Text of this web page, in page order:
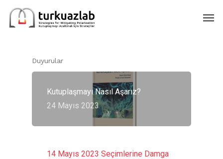
main
Duyurular
Kutuplaşmayı Nasıl Aşarız?
24 Mayıs 2023
14 Mayıs 2023 Seçimlerine Damga